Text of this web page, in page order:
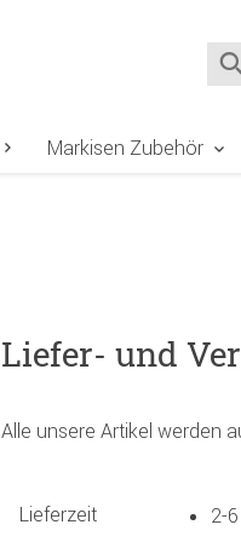
Markisen Zubehör
Liefer- und
Alle unsere Artikel werden
Lieferzeit 2-